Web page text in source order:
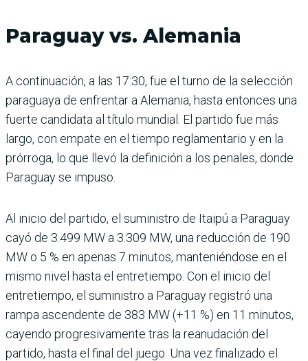
Paraguay vs. Alemania
A continuación, a las 17:30, fue el turno de la selección
paraguaya de enfrentar a Alemania, hasta entonces una
fuerte candidata al título mundial. El partido fue más
largo, con empate en el tiempo reglamentario y en la
prórroga, lo que llevó la definición a los penales, donde
Paraguay se impuso.
Al inicio del partido, el suministro de Itaipú a Paraguay
cayó de 3.499 MW a 3.309 MW, una reducción de 190
MW o 5 % en apenas 7 minutos, manteniéndose en el
mismo nivel hasta el entretiempo. Con el inicio del
entretiempo, el suministro a Paraguay registró una
rampa ascendente de 383 MW (+11 %) en 11 minutos,
cayendo progresivamente tras la reanudación del
partido, hasta el final del juego. Una vez finalizado el